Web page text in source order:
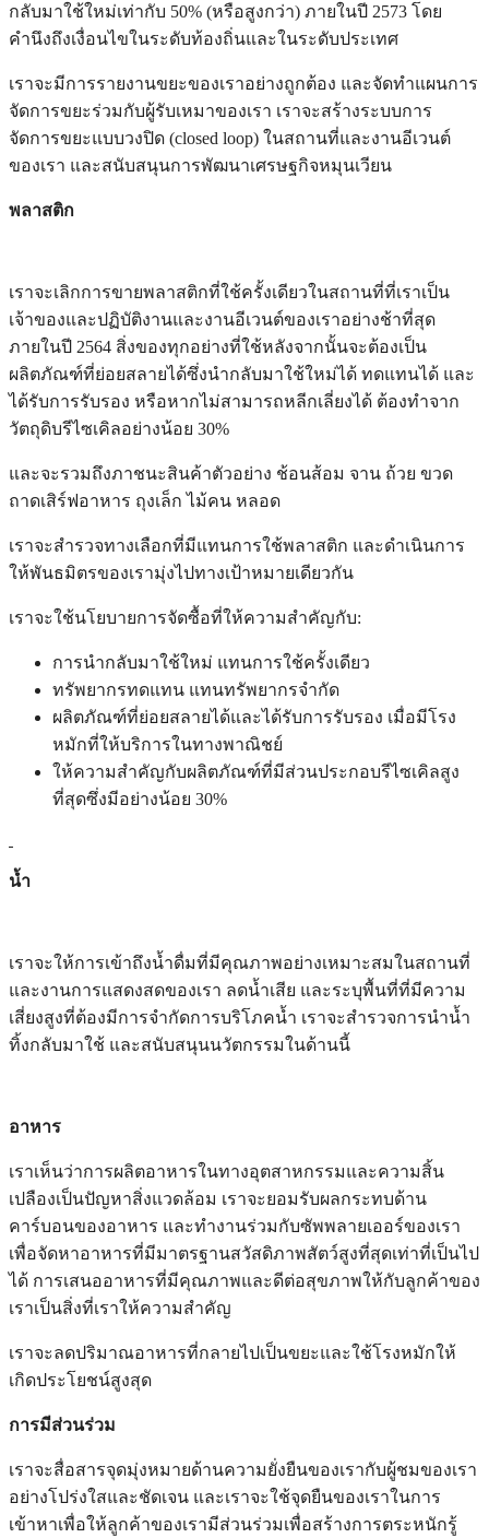
กลับมาใช้ใหม่เท่ากับ 50% (หรือสูงกว่า) ภายในปี 2573 โดย
คำนึงถึงเงื่อนไขในระดับท้องถิ่นและในระดับประเทศ
เราจะมีการรายงานขยะของเราอย่างถูกต้อง และจัดทำแผนการ
จัดการขยะร่วมกับผู้รับเหมาของเรา เราจะสร้างระบบการ
จัดการขยะแบบวงปิด (closed loop) ในสถานที่และงานอีเวนต์
ของเรา และสนับสนุนการพัฒนาเศรษฐกิจหมุนเวียน
พลาสติก
เราจะเลิกการขายพลาสติกที่ใช้ครั้งเดียวในสถานที่ที่เราเป็น
เจ้าของและปฏิบัติงานและงานอีเวนต์ของเราอย่างช้าที่สุด
ภายในปี 2564 สิ่งของทุกอย่างที่ใช้หลังจากนั้นจะต้องเป็น
ผลิตภัณฑ์ที่ย่อยสลายได้ซึ่งนำกลับมาใช้ใหม่ได้ ทดแทนได้ และ
ได้รับการรับรอง หรือหากไม่สามารถหลีกเลี่ยงได้ ต้องทำจาก
วัตถุดิบรีไซเคิลอย่างน้อย 30%
และจะรวมถึงภาชนะสินค้าตัวอย่าง ช้อนส้อม จาน ถ้วย ขวด
ถาดเสิร์ฟอาหาร ถุงเล็ก ไม้คน หลอด
เราจะสำรวจทางเลือกที่มีแทนการใช้พลาสติก และดำเนินการ
ให้พันธมิตรของเรามุ่งไปทางเป้าหมายเดียวกัน
เราจะใช้นโยบายการจัดซื้อที่ให้ความสำคัญกับ:
การนำกลับมาใช้ใหม่ แทนการใช้ครั้งเดียว
ทรัพยากรทดแทน แทนทรัพยากรจำกัด
ผลิตภัณฑ์ที่ย่อยสลายได้และได้รับการรับรอง เมื่อมีโรง
หมักที่ให้บริการในทางพาณิชย์
ให้ความสำคัญกับผลิตภัณฑ์ที่มีส่วนประกอบรีไซเคิลสูง
ที่สุดซึ่งมีอย่างน้อย 30%
น้ำ
เราจะให้การเข้าถึงน้ำดื่มที่มีคุณภาพอย่างเหมาะสมในสถานที่
และงานการแสดงสดของเรา ลดน้ำเสีย และระบุพื้นที่ที่มีความ
เสี่ยงสูงที่ต้องมีการจำกัดการบริโภคน้ำ เราจะสำรวจการนำน้ำ
ทิ้งกลับมาใช้ และสนับสนุนนวัตกรรมในด้านนี้
อาหาร
เราเห็นว่าการผลิตอาหารในทางอุตสาหกรรมและความสิ้น
เปลืองเป็นปัญหาสิ่งแวดล้อม เราจะยอมรับผลกระทบด้าน
คาร์บอนของอาหาร และทำงานร่วมกับซัพพลายเออร์ของเรา
เพื่อจัดหาอาหารที่มีมาตรฐานสวัสดิภาพสัตว์สูงที่สุดเท่าที่เป็นไป
ได้ การเสนออาหารที่มีคุณภาพและดีต่อสุขภาพให้กับลูกค้าของ
เราเป็นสิ่งที่เราให้ความสำคัญ
เราจะลดปริมาณอาหารที่กลายไปเป็นขยะและใช้โรงหมักให้
เกิดประโยชน์สูงสุด
การมีส่วนร่วม
เราจะสื่อสารจุดมุ่งหมายด้านความยั่งยืนของเรากับผู้ชมของเรา
อย่างโปร่งใสและชัดเจน และเราจะใช้จุดยืนของเราในการ
เข้าหาเพื่อให้ลูกค้าของเรามีส่วนร่วมเพื่อสร้างการตระหนักรู้